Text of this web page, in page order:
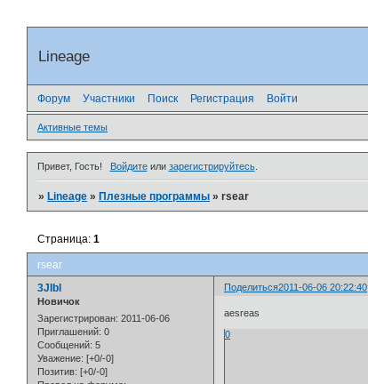
Lineage
Форум Участники Поиск Регистрация Войти
Активные темы
Привет, Гость! Войдитеили зарегистрируйтесь.
»Lineage »Плезные программы »rsear
rsear
Страница:1
Поделиться2011-06-06 20:22:40
3JIbl
Новичок
Зарегистрирован: 2011-06-06
Приглашений: 0
Сообщений: 5
Уважение: [+0/-0]
Позитив: [+0/-0]
aesreas
0